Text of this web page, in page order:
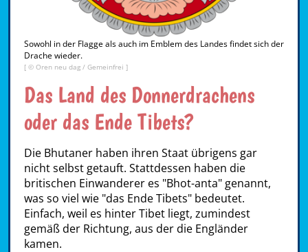
Sowohl in der Flagge als auch im Emblem des Landes findet sich der
Drache wieder.
[ © Oren neu dag / Gemeinfrei ]
Das Land des Donnerdrachens
oder das Ende Tibets?
Die Bhutaner haben ihren Staat übrigens gar
nicht selbst getauft. Stattdessen haben die
britischen Einwanderer es "Bhot-anta" genannt,
was so viel wie "das Ende Tibets" bedeutet.
Einfach, weil es hinter Tibet liegt, zumindest
gemäß der Richtung, aus der die Engländer
kamen.